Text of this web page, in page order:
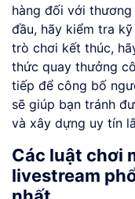
hàng đối với
đầu, hãy kiểm tra
trò chơi kết thúc,
thức quay thưởng
tiếp để công bố
sẽ giúp bạn tránh
và xây dựng uy tín
Các luật chơi
livestream